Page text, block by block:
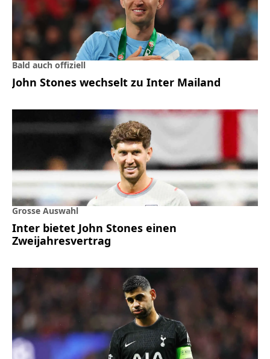
Bald auch offiziell
John Stones wechselt zu Inter Mailand
Grosse Auswahl
Inter bietet John Stones einen
Zweijahresvertrag